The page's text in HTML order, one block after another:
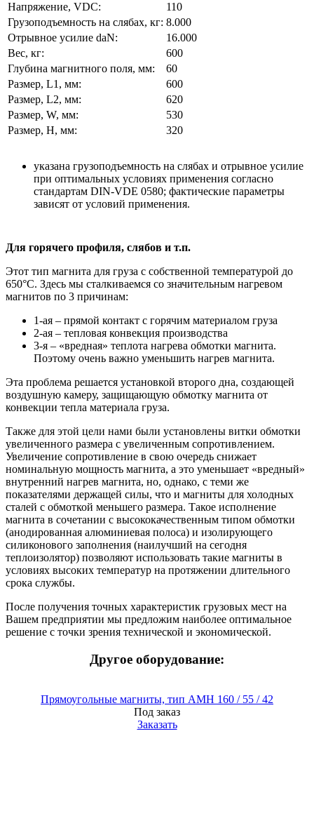
Напряжение, VDC:
110
Грузоподъемность на слябах, кг: 8.000
Отрывное усилие daN:
16.000
Вес, кг:
600
Глубина магнитного поля, мм:
60
Размер, L1, мм:
600
Размер, L2, мм:
620
Размер, W, мм:
530
Размер, H, мм:
320
указана грузоподъемность на слябах и отрывное усилие
при оптимальных условиях применения согласно
стандартам DIN-VDE 0580; фактические параметры
зависят от условий применения.
Для горячего профиля, слябов и т.п.
Этот тип магнита для груза с собственной температурой до
650°С. Здесь мы сталкиваемся со значительным нагревом
магнитов по 3 причинам:
1-ая – прямой контакт с горячим материалом груза
2-ая – тепловая конвекция производства
3-я – «вредная» теплота нагрева обмотки магнита.
Поэтому очень важно уменьшить нагрев магнита.
Эта проблема решается установкой второго дна, создающей
воздушную камеру, защищающую обмотку магнита от
конвекции тепла материала груза.
Также для этой цели нами были установлены витки обмотки
увеличенного размера с увеличенным сопротивлением.
Увеличение сопротивление в свою очередь снижает
номинальную мощность магнита, а это уменьшает «вредный»
внутренний нагрев магнита, но, однако, с теми же
показателями держащей силы, что и магниты для холодных
сталей с обмоткой меньшего размера. Такое исполнение
магнита в сочетании с высококачественным типом обмотки
(анодированная алюминиевая полоса) и изолирующего
силиконового заполнения (наилучший на сегодня
теплоизолятор) позволяют использовать такие магниты в
условиях высоких температур на протяжении длительного
срока службы.
После получения точных характеристик грузовых мест на
Вашем предприятии мы предложим наиболее оптимальное
решение с точки зрения технической и экономической.
Другое оборудование:
Прямоугольные магниты, тип AMH 160 / 55 / 42
Под заказ
Заказать